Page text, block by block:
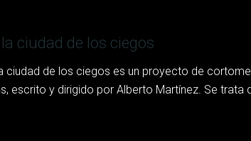
la ciudad de los ciegos
ciudad de los ciegos es un proyecto de
escrito y dirigido por Alberto Martínez. Se